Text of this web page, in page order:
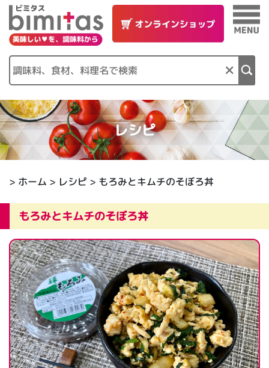
×
レシピ
> ホーム > レシピ > もろみとキムチのそぼろ丼
もろみとキムチのそぼろ丼